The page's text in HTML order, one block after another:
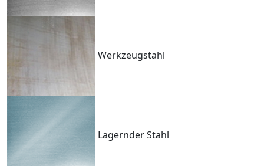
Werkzeugstahl
Lagernder Stahl